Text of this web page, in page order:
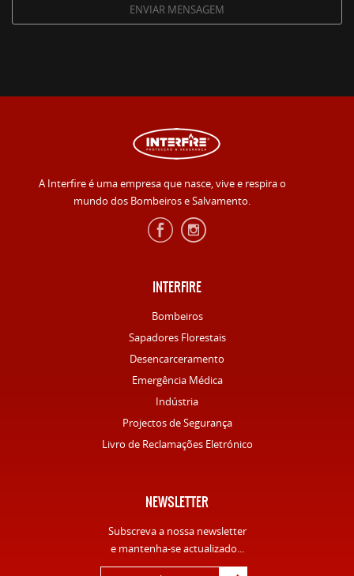
A Interfire é uma empresa que nasce, vive e respira o
mundo dos Bombeiros e Salvamento.
INTERFIRE
Bombeiros
Sapadores Florestais
Desencarceramento
Emergência Médica
Indústria
Projectos de Segurança
Livro de Reclamações Eletrónico
NEWSLETTER
Subscreva a nossa newsletter
e mantenha-se actualizado...